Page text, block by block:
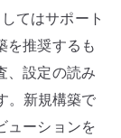
てはサポート
を推奨するも
、設定の読み
。新規構築で
ューションを